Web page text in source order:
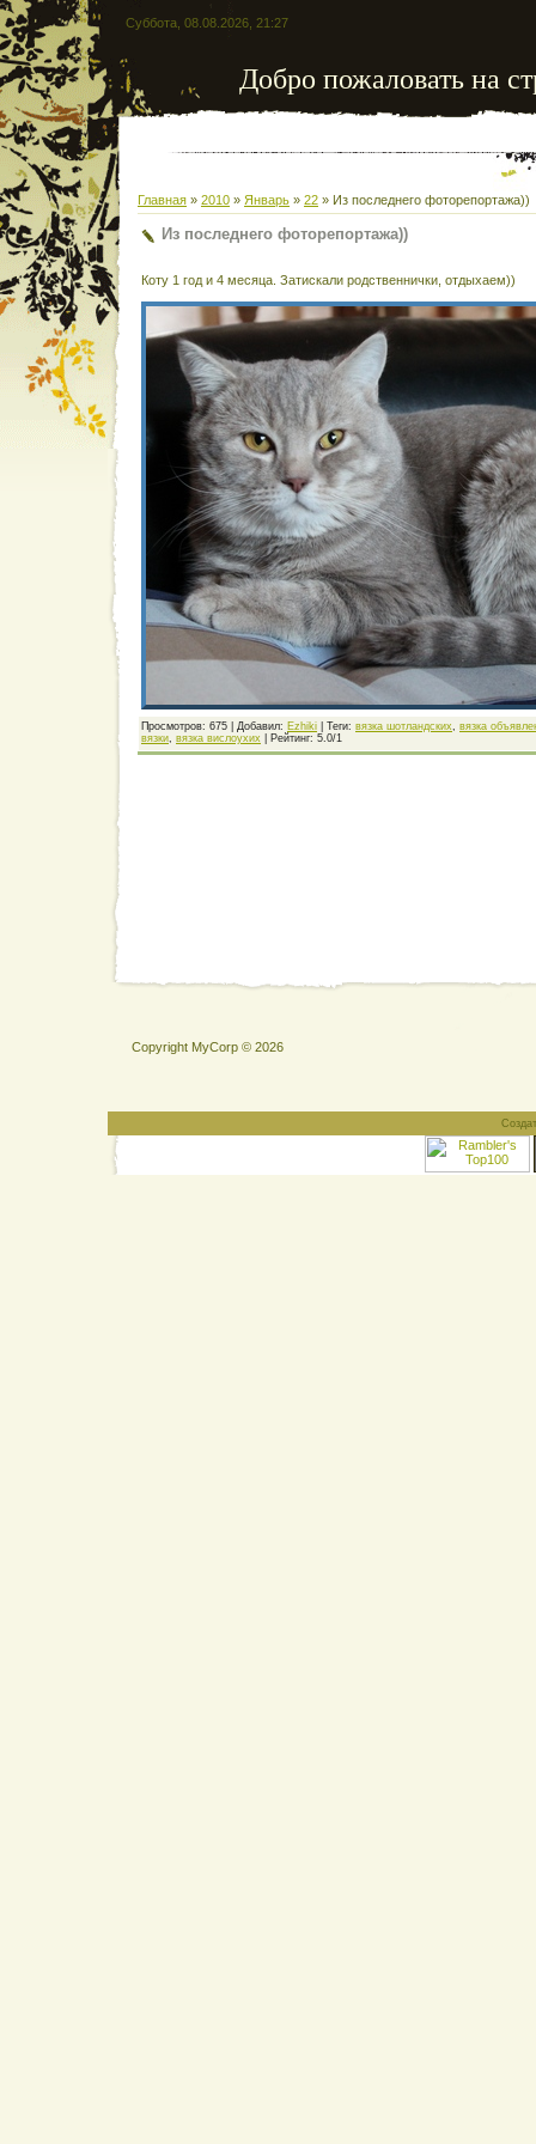
Суббота, 08.08.2026, 21:27
Добро пожаловать на
Главная » 2010 » Январь » 22 » Из последнего фоторепортажа))
Из последнего фоторепортажа))
Коту 1 год и 4 месяца. Затискали родственнички, отдыхаем))
Просмотров: 675 | Добавил: Ezhiki Теги: вязка шотландских
вязка
вязки вязка вислоухих Рейтинг: 5.0/1
Copyright MyCorp © 2026